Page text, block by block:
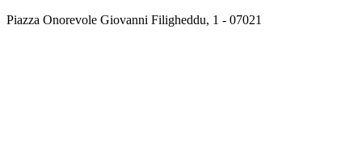
Piazza Onorevole Giovanni Filigheddu, 1 - 07021